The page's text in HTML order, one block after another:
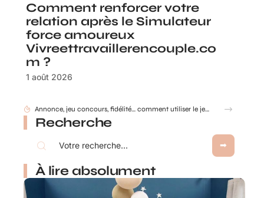
Comment renforcer votre
relation après le Simulateur
force amoureux
Vivreettravaillerencouple.co
m ?
1 août 2026
Annonce, jeu concours, fidélité… comment utiliser le jeu à gratter personnalisé ?
Recherche
À lire absolument